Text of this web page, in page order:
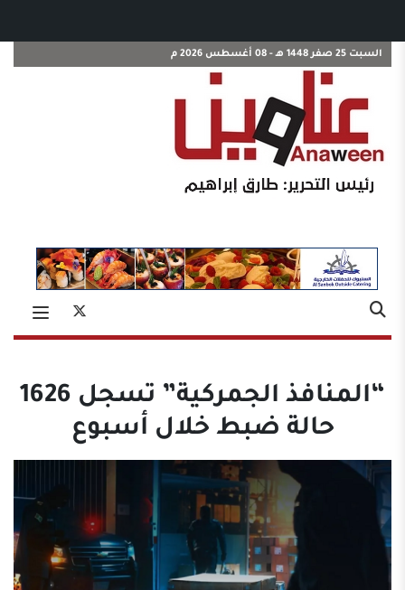
السبت 25 صفر 1448 هـ - 08 أغسطس 2026 م
“المنافذ الجمركية” تسجل 1626
حالة ضبط خلال أسبوع